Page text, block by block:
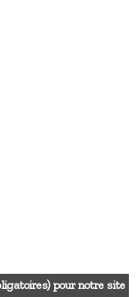
pour notre site